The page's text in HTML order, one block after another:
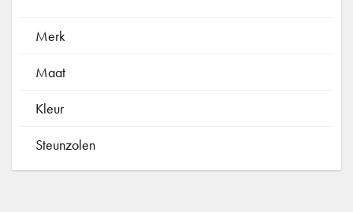
Merk
Maat
Kleur
Steunzolen